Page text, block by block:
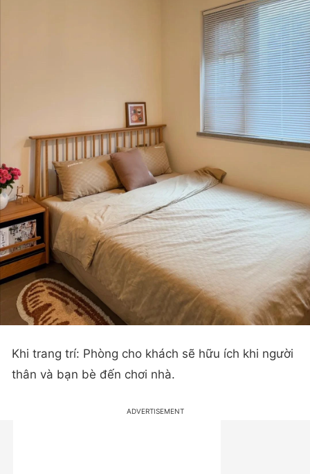
Khi trang trí: Phòng cho khách sẽ hữu ích khi người
thân và bạn bè đến chơi nhà.